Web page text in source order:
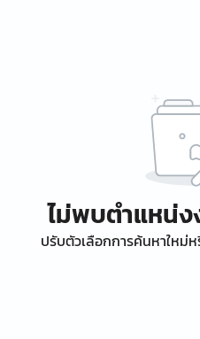
ไม่พบตำแหน่
ปรับตัวเลือกการค้นหาใหม่